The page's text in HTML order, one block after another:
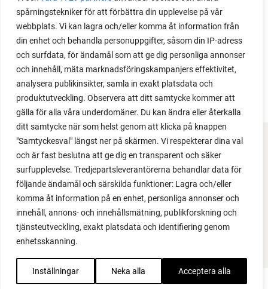
spårningstekniker för att förbättra din upplevelse på vår
webbplats. Vi kan lagra och/eller komma åt information från
din enhet och behandla personuppgifter, såsom din IP-adress
och surfdata, för ändamål som att ge dig personliga annonser
och innehåll, mäta marknadsföringskampanjers effektivitet,
analysera publikinsikter, samla in exakt platsdata och
produktutveckling. Observera att ditt samtycke kommer att
gälla för alla våra underdomäner. Du kan ändra eller återkalla
ditt samtycke när som helst genom att klicka på knappen
"Samtyckesval" längst ner på skärmen. Vi respekterar dina val
och är fast beslutna att ge dig en transparent och säker
surfupplevelse. Tredjepartsleverantörerna behandlar data för
följande ändamål och särskilda funktioner: Lagra och/eller
komma åt information på en enhet, personliga annonser och
innehåll, annons- och innehållsmätning, publikforskning och
tjänsteutveckling, exakt platsdata och identifiering genom
enhetsskanning.
Inställningar Neka alla Acceptera alla
FACEBOOK
YOUTUBE
INSTAGRAM